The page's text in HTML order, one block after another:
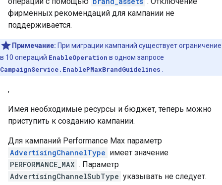
фирменных рекомендаций для кампании не
поддерживается.
Примечание: При миграции кампаний существует ограничение
в 10 операций EnableOperation в одном запросе
CampaignService.EnablePMaxBrandGuidelines
,
Имея необходимые ресурсы и бюджет, теперь можно
приступить к созданию кампании.
Для кампаний Performance Max параметр
AdvertisingChannelType имеет значение
PERFORMANCE_MAX . Параметр
AdvertisingChannelSubType указывать не следует.